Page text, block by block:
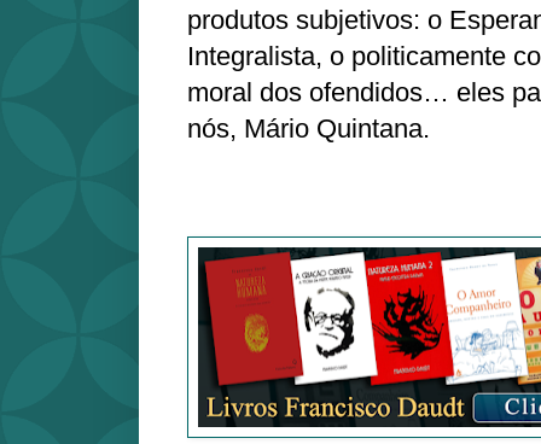
produtos subjetivos: o
Integralista, o politicamente
moral dos ofendidos… eles
nós, Mário Quintana.